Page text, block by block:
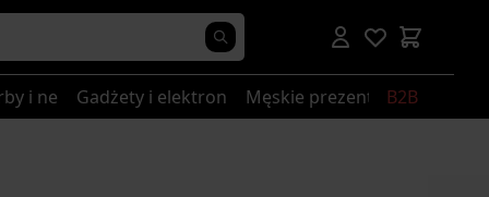
i nerkiGadżety i elektronikaMęskie prezenty B2B